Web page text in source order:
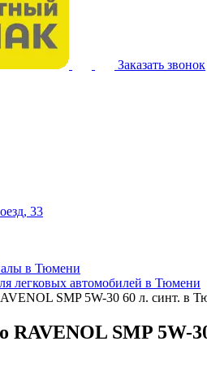
Заказать звонок
33
в Тюмени
легковых автомобилей в Тюмени
SMP 5W-30 60 л. синт. в
RAVENOL SMP 5W-